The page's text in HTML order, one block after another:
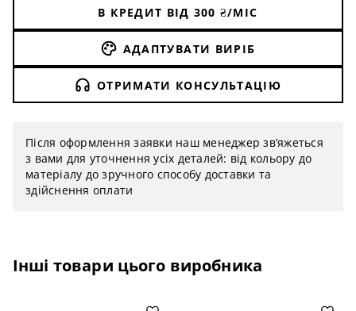
В КРЕДИТ ВІД 300 ₴/МІС
АДАПТУВАТИ ВИРІБ
ОТРИМАТИ КОНСУЛЬТАЦІЮ
Після оформлення заявки наш менеджер зв’яжеться
з вами для уточнення усіх деталей: від кольору до
матеріалу до зручного способу доставки та
здійснення оплати
Інші товари цього виробника